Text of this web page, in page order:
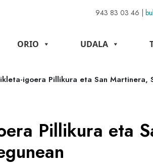
943 83 03 46 |
ORIO UDALA
igoera Pillikura eta San Martinera,
Pillikura eta